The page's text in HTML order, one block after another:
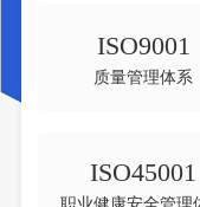
ISO9001
质量管理体系
ISO45001